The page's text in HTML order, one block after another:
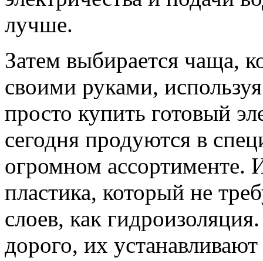
лучше.
Затем выбирается чаща,
своими руками,
просто купить готовый
сегодня продуются в
огромном ассортименте.
пластика, который не
слоев, как
дорого, их